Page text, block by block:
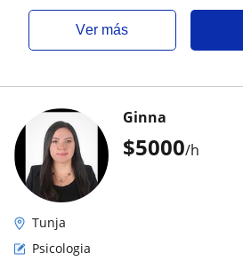
ver más
$5000/h
Ginna
Tunja
Psicologia